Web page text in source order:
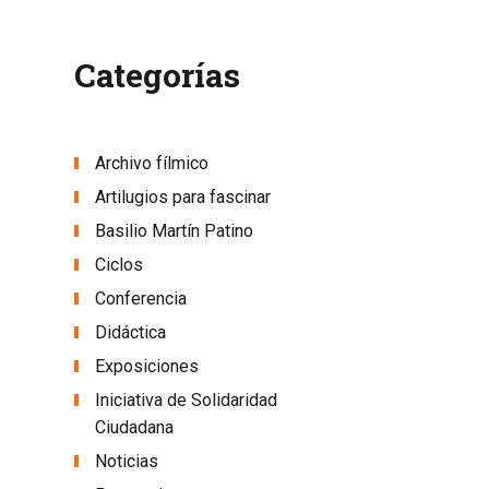
Categorías
Archivo fílmico
Artilugios para fascinar
Basilio Martín Patino
Ciclos
Conferencia
Didáctica
Exposiciones
Iniciativa de Solidaridad
Ciudadana
Noticias